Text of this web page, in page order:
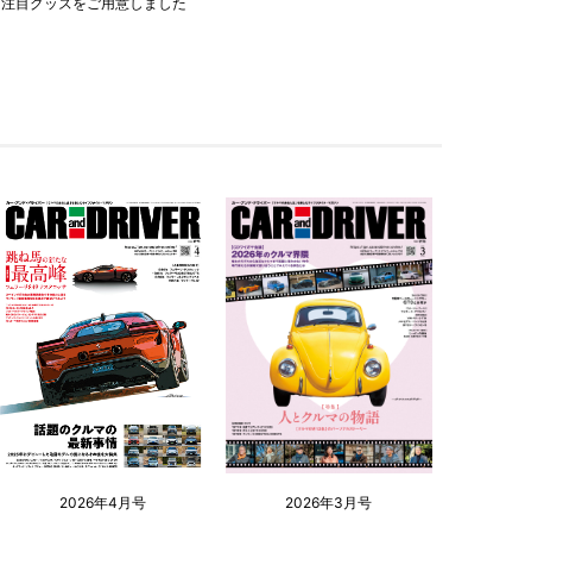
2026年4月号 2026年3月号